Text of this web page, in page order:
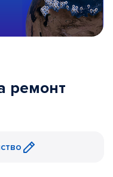
ремонт